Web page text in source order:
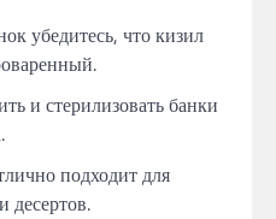
убедитесь, что кизил
и стерилизовать банки
подходит для
десертов.